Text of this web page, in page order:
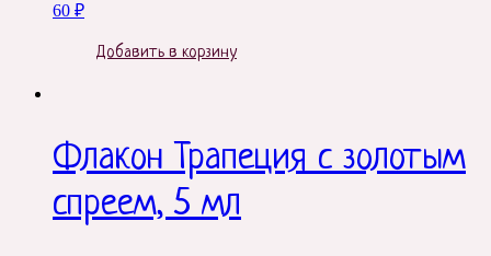
60 ₽
Добавить в корзину
Флакон Трапеция с золотым
спреем, 5 мл